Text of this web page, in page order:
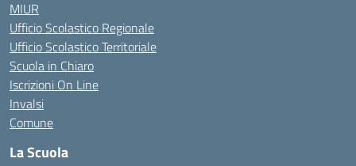
MIUR
Ufficio Scolastico Regionale
Ufficio Scolastico Territoriale
Scuola in Chiaro
Iscrizioni On Line
Invalsi
Comune
La Scuola